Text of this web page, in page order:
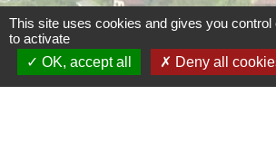
Liens
Grand Périgueux
This site uses cookies and gives you
to activate
OK, accept all
Deny all